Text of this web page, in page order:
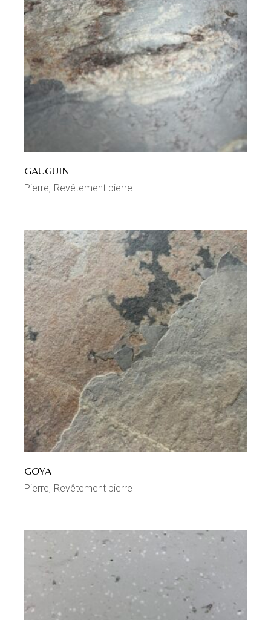
GAUGUIN
Pierre Revêtement pierre
GOYA
Pierre Revêtement pierre